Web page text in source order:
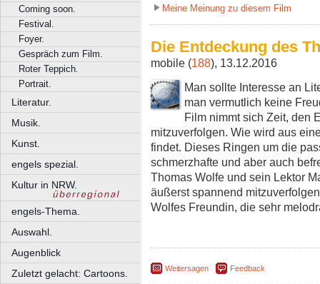
Coming soon.
Festival.
Foyer.
Gespräch zum Film.
Roter Teppich.
Portrait.
Literatur.
Musik.
Kunst.
engels spezial.
Kultur in NRW.
engels-Thema.
Auswahl.
Augenblick
Zuletzt gelacht: Cartoons.
Meine Meinung zu diesem Film
Die Entdeckung des
mobile (188), 13.12.2016
Man sollte Interesse an
man vermutlich keine
Film nimmt sich Zeit, den
mitzuverfolgen. Wie wird aus
findet. Dieses Ringen um die
schmerzhafte und aber auch
Thomas Wolfe und sein Lektor
äußerst spannend
Wolfes Freundin, die sehr
Weitersagen Feedback